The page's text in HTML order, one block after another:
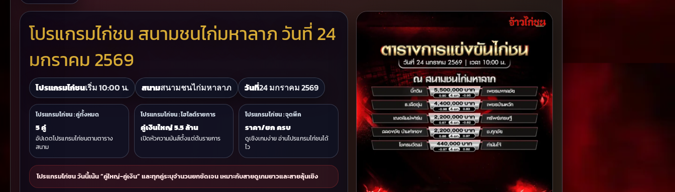
โปรแกรมไก่ชน สนามชนไก่มหาลาภ วันที่ 24
มกราคม 2569
โปรแกรมไก่ชนเริ่ม 10:00 น. สนามสนามชนไก่มหาลาภ วันที่24 มกราคม 2569
โปรแกรมไก่ชน : คู่ทั้งหมด
5 คู่
อัปเดตโปรแกรมไก่ชนตามตาราง
สนาม
โปรแกรมไก่ชน : ไฮไลต์รายการ
คู่เงินใหญ่ 5.5 ล้าน
เปิดหัวความมันส์ตั้งแต่ต้นรายการ
โปรแกรมไก่ชน : จุดพีค
ราคา/ยก ครบ
ดูเชิงเกมง่าย อ่านโปรแกรมไก่ชนได้
ไว
โปรแกรมไก่ชน วันนี้เน้น “คู่ใหญ่-คู่เงิน” และทุกคู่ระบุจำนวนยกชัดเจน เหมาะกับสายดูเกมยาวและสายลุ้นเชิง